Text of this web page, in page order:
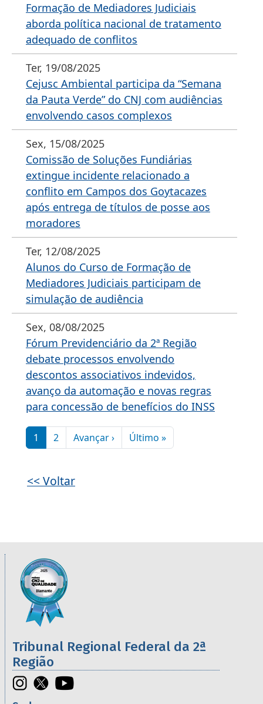
Formação de Mediadores Judiciais
aborda política nacional de tratamento
adequado de conflitos
Ter, 19/08/2025
Cejusc Ambiental participa da “Semana
da Pauta Verde” do CNJ com audiências
envolvendo casos complexos
Sex, 15/08/2025
Comissão de Soluções Fundiárias
extingue incidente relacionado a
conflito em Campos dos Goytacazes
após entrega de títulos de posse aos
moradores
Ter, 12/08/2025
Alunos do Curso de Formação de
Mediadores Judiciais participam de
simulação de audiência
Sex, 08/08/2025
Fórum Previdenciário da 2ª Região
debate processos envolvendo
descontos associativos indevidos,
avanço da automação e novas regras
para concessão de benefícios do INSS
Paginação
1 2 Avançar ›Próxima página
Último »Última página
<< Voltar
Informações úteis sobre os órgãos da 2ª
Imagem
Tribunal Regional Federal da 2ª
Região